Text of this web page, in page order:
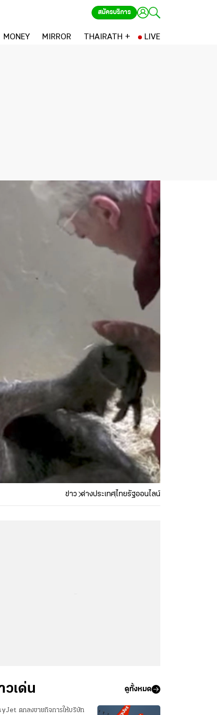
สมัครบริการ
MONEY MIRROR THAIRATH + LIVE
ข่าว ต่างประเทศไทยรัฐออนไลน์
วเด่น ดูทั้งหมด
ตกลงขายกิจการให้บริษัท